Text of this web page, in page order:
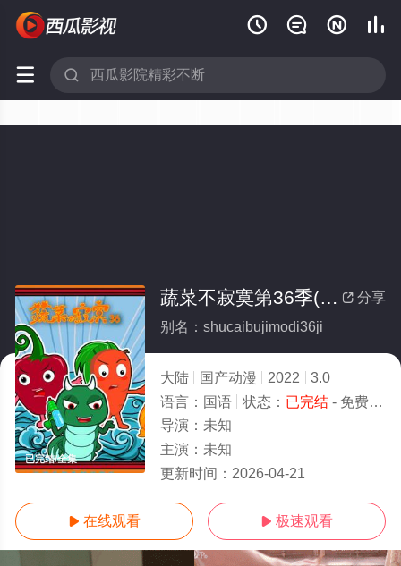
   
 
已完结/全集
 分享
蔬菜不寂寞第36季(全集)
别名：shucaibujimodi36ji
大陆 国产动漫 2022
3.0
语言： 国语 状态： 已完结- 免费在线观看
导演： 未知
主演： 未知
更新时间： 2026-04-21
 在线观看  极速观看